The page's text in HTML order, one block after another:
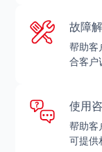
故障
帮助客
合客户
使用
帮助客
可提供